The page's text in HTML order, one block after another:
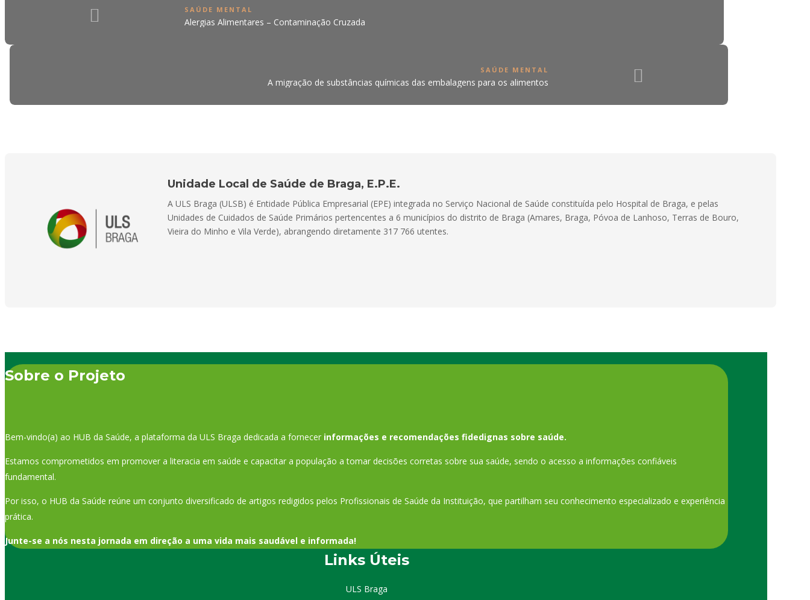
SAÚDE MENTAL
Alergias Alimentares – Contaminação Cruzada
SAÚDE MENTAL
A migração de substâncias químicas das embalagens para os alimentos
Unidade Local de Saúde de Braga, E.P.E.
A ULS Braga (ULSB) é Entidade Pública Empresarial (EPE) integrada no Serviço Nacional de Saúde constituída pelo Hospital de Braga, e pelas
Unidades de Cuidados de Saúde Primários pertencentes a 6 municípios do distrito de Braga (Amares, Braga, Póvoa de Lanhoso, Terras de Bouro,
Vieira do Minho e Vila Verde), abrangendo diretamente 317 766 utentes.
Sobre o Projeto
Bem-vindo(a) ao HUB da Saúde, a plataforma da ULS Braga dedicada a fornecer informações e recomendações fidedignas sobre saúde.
Estamos comprometidos em promover a literacia em saúde e capacitar a população a tomar decisões corretas sobre sua saúde, sendo o acesso a informações confiáveis
fundamental.
Por isso, o HUB da Saúde reúne um conjunto diversificado de artigos redigidos pelos Profissionais de Saúde da Instituição, que partilham seu conhecimento especializado e experiência
prática.
Junte-se a nós nesta jornada em direção a uma vida mais saudável e informada!
Links Úteis
ULS Braga